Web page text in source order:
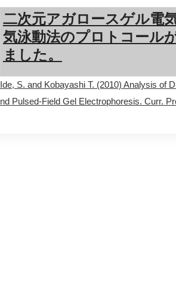
二次元アガロースゲル電
気泳動法のプロトコール
ました。
Ide, S. and Kobayashi T. (2010) Analysis of
nd Pulsed-Field Gel Electrophoresis. Curr.